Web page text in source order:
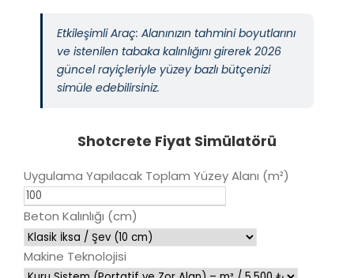
Etkileşimli Araç: Alanınızın tahmini boyutlarını
ve istenilen tabaka kalınlığını girerek 2026
güncel rayiçleriyle yüzey bazlı bütçenizi
simüle edebilirsiniz.
Shotcrete Fiyat Simülatörü
Uygulama Yapılacak Toplam Yüzey Alanı (m²)
Beton Kalınlığı (cm)
Makine Teknolojisi